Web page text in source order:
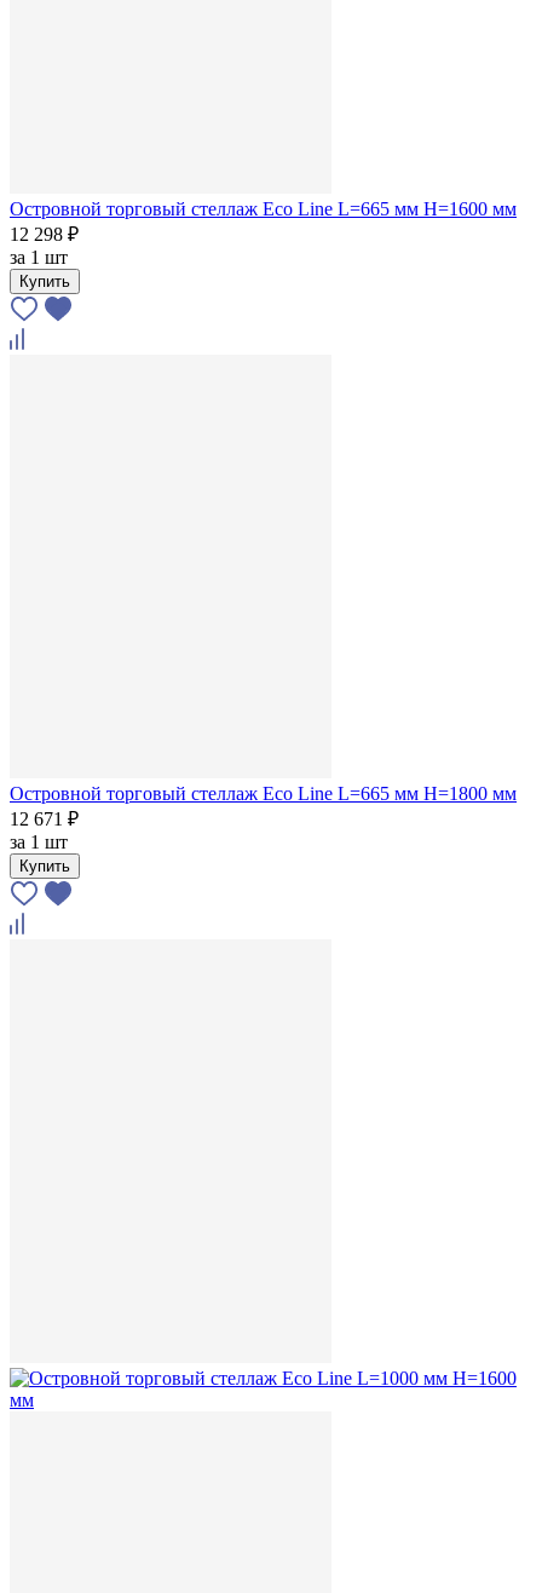
Островной торговый стеллаж Eco Line L=665 мм H=1600 мм
12 298 ₽
за 1 шт
Купить
Островной торговый стеллаж Eco Line L=665 мм H=1800 мм
12 671 ₽
за 1 шт
Купить